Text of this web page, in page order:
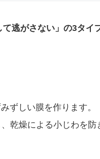
逃がさない」の3タイ
ずしい膜を作ります。
乾燥による小じわを防